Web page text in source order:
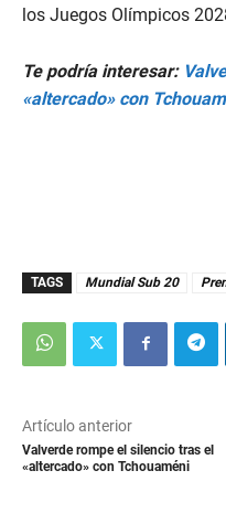
los Juegos Olímpicos
Te podría interesar:
«altercado» con
TAGS Mundial Sub 20
Artículo anterior
Valverde rompe el silencio tras el
«altercado» con Tchouaméni